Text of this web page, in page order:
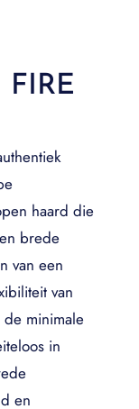
FIRE
haard die
brede
van een
van
minimale
in
en